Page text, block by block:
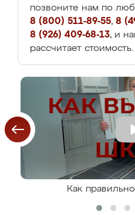
позвоните нам по
8 (800) 511-89-55, 8
8 (926) 409-68-13, и
рассчитает стоимость.
Как